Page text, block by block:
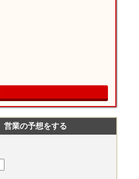
営業の予想をする